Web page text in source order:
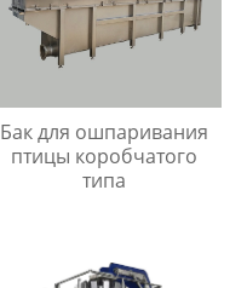
Бак для ошпаривания
птицы коробчатого
типа